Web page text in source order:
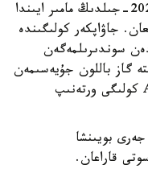
ءىس ماتەريالدارىنا سايكەس، وقيعا 2025-جىلدىڭ مامىر ايىندا
جاۋاپكەر كولىگىندە
سوندىرىلمەگەن
گاز باللون جۇيەسىمەن
جابدىقتالعان جاقىن ماڭداعى Audi A6 كولىگى ورتەنىپ
بويىنشا
قاراعان.